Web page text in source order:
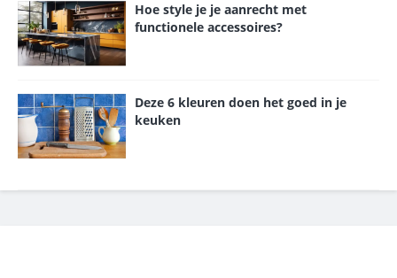
Hoe style je je aanrecht met
functionele accessoires?
Deze 6 kleuren doen het goed in je
keuken